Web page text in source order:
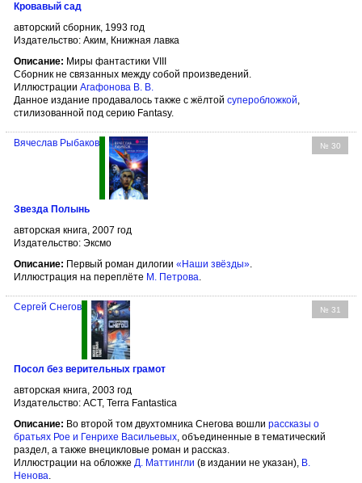
Кровавый сад
авторский сборник, 1993 год
Издательство: Аким, Книжная лавка
Описание: Миры фантастики VIII
Сборник не связанных между собой произведений.
Иллюстрации Агафонова В. В.
Данное издание продавалось также с жёлтой суперобложкой,
стилизованной под серию Fantasy.
№ 30
Вячеслав Рыбаков
Звезда Полынь
авторская книга, 2007 год
Издательство: Эксмо
Описание: Первый роман дилогии «Наши звёзды»
Иллюстрация на переплёте М. Петрова
№ 31
Сергей Снегов
Посол без верительных грамот
авторская книга, 2003 год
Издательство: АСТ, Terra Fantastica
Описание: Во второй том двухтомника Снегова вошли рассказы о
братьях Рое и Генрихе Васильевых, объединенные в тематический
раздел, а также внецикловые роман и рассказ.
Иллюстрации на обложке Д. Маттингли (в издании не указан), В.
Ненова.